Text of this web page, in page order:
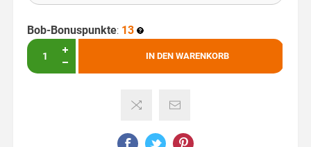
Bob-Bonuspunkte: 13
IN DEN WARENKORB